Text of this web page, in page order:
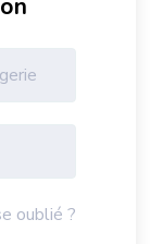
oublié ?